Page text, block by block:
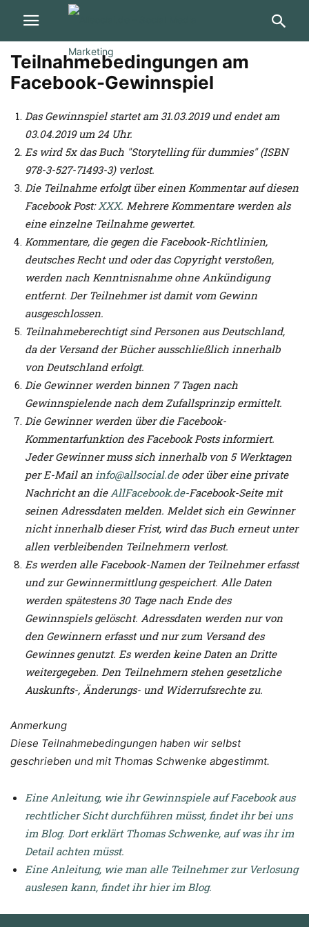
Teilnahmebedingungen am
Facebook-Gewinnspiel
Das Gewinnspiel startet am 31.03.2019 und endet am
03.04.2019 um 24 Uhr.
Es wird 5x das Buch "Storytelling für dummies" (ISBN
978-3-527-71493-3) verlost.
Die Teilnahme erfolgt über einen Kommentar auf diesen
Facebook Post:XXX. Mehrere Kommentare werden als
eine einzelne Teilnahme gewertet.
Kommentare, die gegen die Facebook-Richtlinien,
deutsches Recht und oder das Copyright verstoßen,
werden nach Kenntnisnahme ohne Ankündigung
entfernt. Der Teilnehmer ist damit vom Gewinn
ausgeschlossen.
Teilnahmeberechtigt sind Personen aus Deutschland,
da der Versand der Bücher ausschließlich innerhalb
von Deutschland erfolgt.
Die Gewinner werden binnen 7 Tagen nach
Gewinnspielende nach dem Zufallsprinzip ermittelt.
Die Gewinner werden über die Facebook-
Kommentarfunktion des Facebook Posts informiert.
Jeder Gewinner muss sich innerhalb von 5 Werktagen
per E-Mail an info@allsocial.deoder über eine private
Nachricht an dieAllFacebook.de-Facebook-Seite mit
seinen Adressdaten melden. Meldet sich ein Gewinner
nicht innerhalb dieser Frist, wird das Buch erneut unter
allen verbleibenden Teilnehmern verlost.
Es werden alle Facebook-Namen der Teilnehmer erfasst
und zur Gewinnermittlung gespeichert. Alle Daten
werden spätestens 30 Tage nach Ende des
Gewinnspiels gelöscht. Adressdaten werden nur von
den Gewinnern erfasst und nur zum Versand des
Gewinnes genutzt. Es werden keine Daten an Dritte
weitergegeben. Den Teilnehmern stehen gesetzliche
Auskunfts-, Änderungs- und Widerrufsrechte zu.
Anmerkung
Diese Teilnahmebedingungen haben wir selbst
geschrieben und mit Thomas Schwenke abgestimmt.
Eine Anleitung, wie ihr Gewinnspiele auf Facebook aus
rechtlicher Sicht durchführen müsst, findet ihr bei uns
im Blog. Dort erklärt Thomas Schwenke, auf was ihr im
Detail achten müsst.
Eine Anleitung, wie man alle Teilnehmer zur Verlosung
auslesen kann, findet ihr hier im Blog.